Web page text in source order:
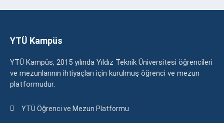
YTÜ Kampüs
YTÜ Kampüs, 2015 yılında Yıldız Teknik Üniversitesi öğrencileri
ve mezunlarının ihtiyaçları için kurulmuş öğrenci ve mezun
platformudur.
YTÜ Öğrenci ve Mezun Platformu